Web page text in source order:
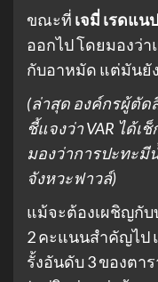
ขณะที่ เจมี่ เรดแน
ออกไป โดยมองว่
กับอาหมัด แต่มันยั
(ล่าสุด องค์กรผู้ตัด
ชี้แจงว่า VAR ได้
มองว่าการปะทะมี
จังหวะฟาวล์)
แม้จะต้องเผชิญกั
2 คะแนนสำคัญไป
รั้งอันดับ 3 ของตา